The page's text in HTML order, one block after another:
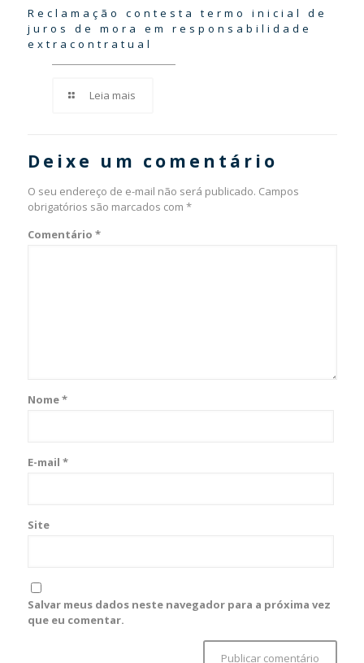
Reclamação contesta termo inicial de
juros de mora em responsabilidade
extracontratual
Leia mais
Deixe um comentário
O seu endereço de e-mail não será publicado. Campos
obrigatórios são marcados com *
Comentário *
Nome*
E-mail *
Site
Salvar meus dados neste navegador para a próxima vez
que eu comentar.